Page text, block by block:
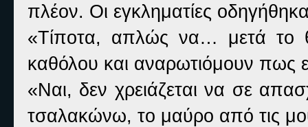
πλέον. Οι εγκληματίες
«Τίποτα, απλώς να… μετά το
καθόλου και αναρωτιόμουν πως
«Ναι, δεν χρειάζεται να σε
τσαλακώνω, το μαύρο από τις